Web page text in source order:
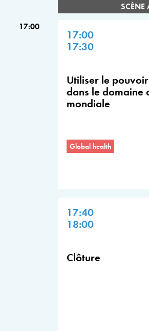
SCÈNE
17:00
17:00
17:30
Utiliser le
dans le domaine
mondiale
Global health
17:40
18:00
Clôture